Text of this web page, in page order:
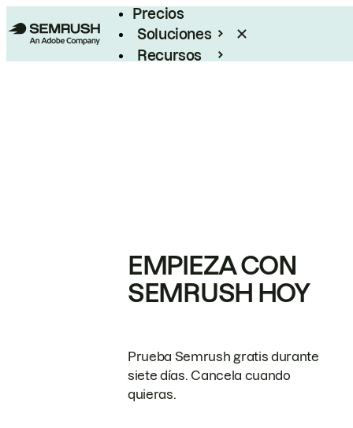
Precios
Soluciones
Recursos
EMPIEZA CON
SEMRUSH HOY
Prueba Semrush gratis durante
siete días. Cancela cuando
quieras.